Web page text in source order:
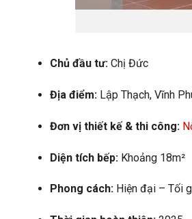
Chủ đầu tư:Chị Đức
Địa điểm:Lập Thạch, Vĩnh
Đơn vị thiết kế & thi công:
Diện tích bếp:Khoảng 18m²
Phong cách:Hiện đại – Tối